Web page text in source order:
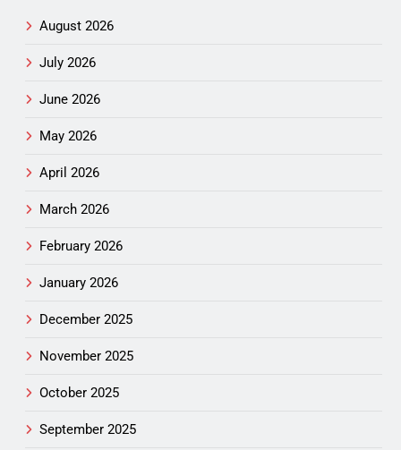
August 2026
July 2026
June 2026
May 2026
April 2026
March 2026
February 2026
January 2026
December 2025
November 2025
October 2025
September 2025